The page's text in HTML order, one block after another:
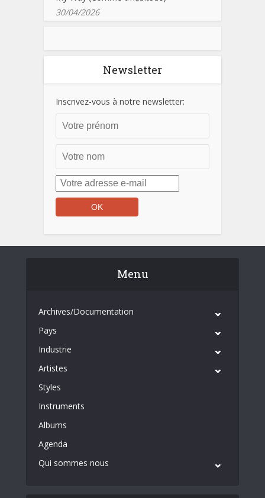
30/04/2026
Newsletter
Inscrivez-vous à notre newsletter:
Menu
Archives/Documentation
Pays
Industrie
Artistes
Styles
Instruments
Albums
Agenda
Qui sommes nous